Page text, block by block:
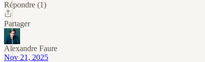
Répondre (1)
Partager
Alexandre Faure
Nov 21, 2025